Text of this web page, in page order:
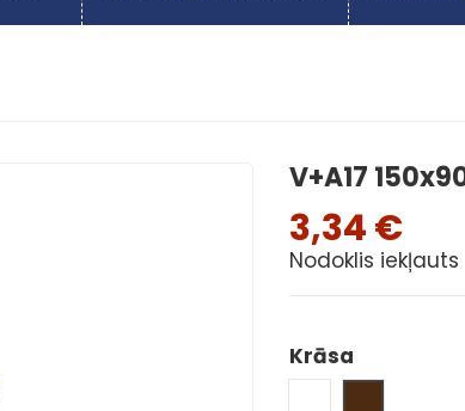
V+A17
3,34 €
Nodoklis iekļauts
Krāsa